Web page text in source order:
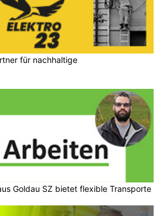
für nachhaltige
Goldau SZ bietet flexible Transporte